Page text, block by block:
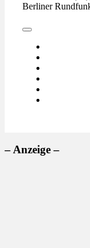
Berliner
– Anzeige –